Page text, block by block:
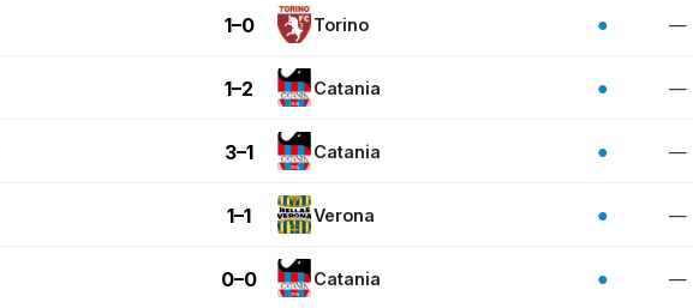
1–0 Torino ● —
1–2 Catania ● —
3–1 Catania ● —
1–1 Verona ● —
0–0 Catania ● —